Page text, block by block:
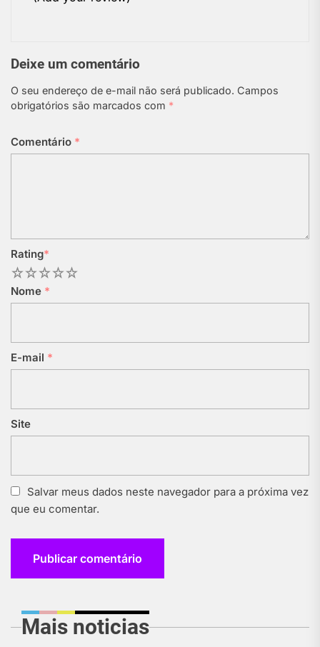
Deixe um comentário
O seu endereço de e-mail não será publicado. Campos
obrigatórios são marcados com *
Comentário *
Rating*
5
4
3
2
Nome *
E-mail *
Site
Salvar meus dados neste navegador para a próxima vez
que eu comentar.
Mais noticias